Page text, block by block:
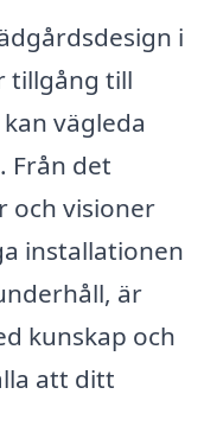
i
tillgång till
vägleda
Från det
och visioner
installationen
är
kunskap och
att ditt